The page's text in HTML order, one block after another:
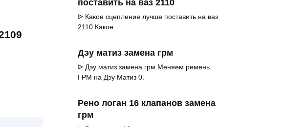
поставить на ваз 2110
ᐉ Какое сцепление лучше поставить на ваз
2110 Какое
Дэу матиз замена грм
ᐉ Дэу матиз замена грм Меняем ремень
ГРМ на Дэу Матиз 0.
Рено логан 16 клапанов замена
грм